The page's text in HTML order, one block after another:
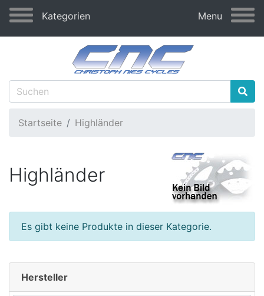
Kategorien Menu
Startseite Highländer
Highländer
Es gibt keine Produkte in dieser Kategorie.
Hersteller